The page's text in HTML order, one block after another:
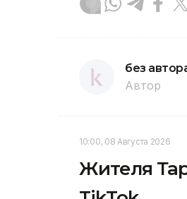
без
Автор
10:00, 08 Августа 2026
Жителя